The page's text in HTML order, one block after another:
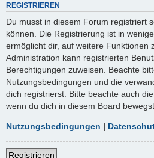
REGISTRIEREN
Du musst in diesem Forum registriert
können. Die Registrierung ist in
ermöglicht dir, auf weitere Funktionen
Administration kann registrierten
Berechtigungen zuweisen. Beachte
Nutzungsbedingungen und die
dich registrierst. Bitte beachte auch
wenn du dich in diesem Board bewegst.
Nutzungsbedingungen |
Registrieren